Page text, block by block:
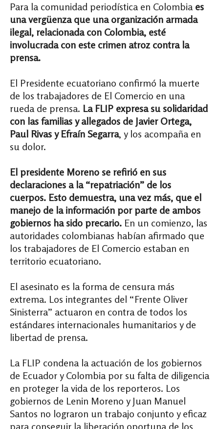
Para la comunidad periodística en Colombia es
una vergüenza que una organización armada
ilegal, relacionada con Colombia, esté
involucrada con este crimen atroz contra la
prensa.
El Presidente ecuatoriano confirmó la muerte
de los trabajadores de El Comercio en una
rueda de prensa. La FLIP expresa su solidaridad
con las familias y allegados de Javier Ortega,
Paul Rivas y Efraín Segarra, y los acompaña en
su dolor.
El presidente Moreno se refirió en sus
declaraciones a la “repatriación” de los
cuerpos. Esto demuestra, una vez más, que el
manejo de la información por parte de ambos
gobiernos ha sido precario. En un comienzo, las
autoridades colombianas habían afirmado que
los trabajadores de El Comercio estaban en
territorio ecuatoriano.
El asesinato es la forma de censura más
extrema. Los integrantes del “Frente Oliver
Sinisterra” actuaron en contra de todos los
estándares internacionales humanitarios y de
libertad de prensa.
La FLIP condena la actuación de los gobiernos
de Ecuador y Colombia por su falta de diligencia
en proteger la vida de los reporteros. Los
gobiernos de Lenin Moreno y Juan Manuel
Santos no lograron un trabajo conjunto y eficaz
para conseguir la liberación oportuna de los